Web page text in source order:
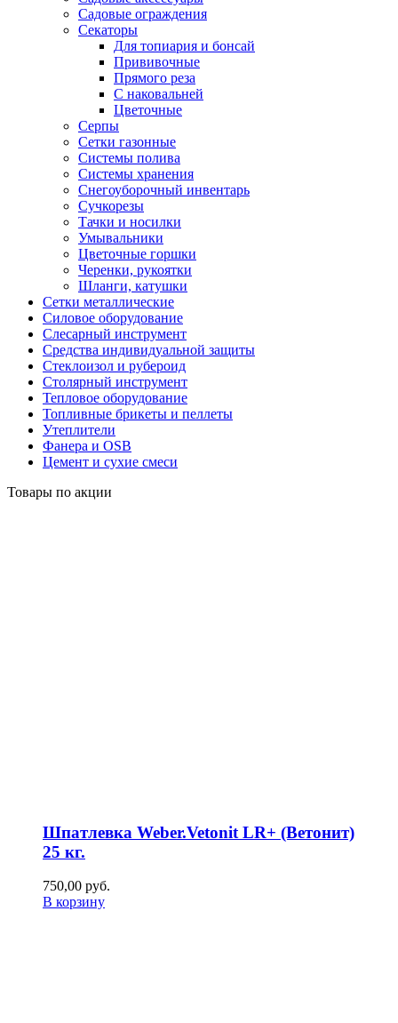
Садовые ограждения
Секаторы
Для топиария и бонсай
Прививочные
Прямого реза
С наковальней
Цветочные
Серпы
Сетки газонные
Системы полива
Системы хранения
Снегоуборочный инвентарь
Сучкорезы
Тачки и носилки
Умывальники
Цветочные горшки
Черенки, рукоятки
Шланги, катушки
Сетки металлические
Силовое оборудование
Слесарный инструмент
Средства индивидуальной защиты
Стеклоизол и рубероид
Столярный инструмент
Тепловое оборудование
Топливные брикеты и пеллеты
Утеплители
Фанера и OSB
Цемент и сухие смеси
Товары по акции
Шпатлевка Weber.Vetonit LR+ (Ветонит)
25 кг.
750,00 руб.
В корзину